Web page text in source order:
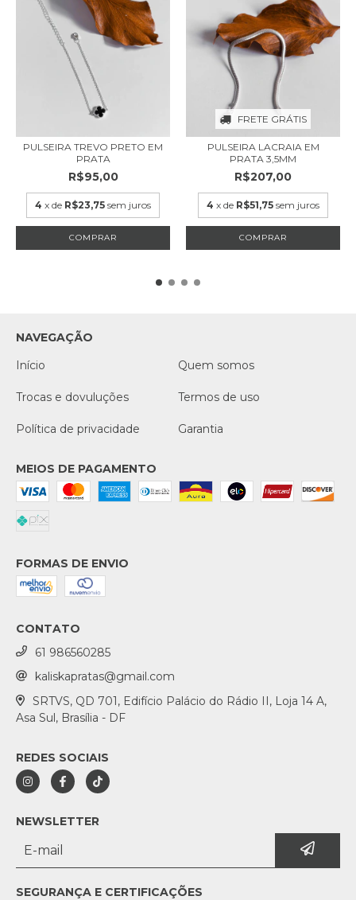
PULSEIRA TREVO PRETO EM
PRATA
R$95,00
4 x de R$23,75 sem juros
FRETE GRÁTIS
PULSEIRA LACRAIA EM
PRATA 3,5MM
R$207,00
4 x de R$51,75 sem juros
NAVEGAÇÃO
Início
Quem somos
Trocas e dovuluções Termos de uso
Política de privacidade Garantia
MEIOS DE PAGAMENTO
FORMAS DE ENVIO
CONTATO
61 986560285
kaliskapratas@gmail.com
SRTVS, QD 701, Edifício Palácio do Rádio II, Loja 14 A,
Asa Sul, Brasília - DF
REDES SOCIAIS
NEWSLETTER
SEGURANÇA E CERTIFICAÇÕES